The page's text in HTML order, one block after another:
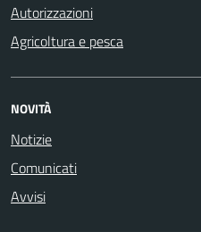
Autorizzazioni
Agricoltura e pesca
NOVITÀ
Notizie
Comunicati
Avvisi